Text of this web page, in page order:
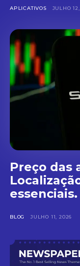
APLICATIVOS JULHO
Preço das
essenciais.
BLOG JULHO 11, 2026